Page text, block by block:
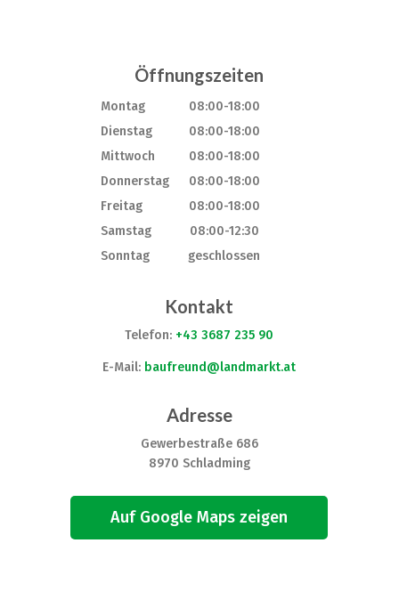
Öffnungszeiten
Montag
08:00-18:00
Dienstag
08:00-18:00
Mittwoch
08:00-18:00
Donnerstag
08:00-18:00
Freitag
08:00-18:00
Samstag
08:00-12:30
Sonntag
geschlossen
Kontakt
Telefon: +43 3687 235 90
E-Mail: baufreund@landmarkt.at
Adresse
Gewerbestraße 686
8970 Schladming
Auf Google Maps zeigen